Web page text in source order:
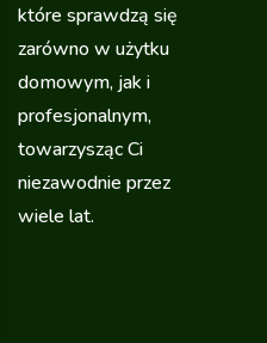
które sprawdzą się
zarówno w użytku
domowym, jak i
profesjonalnym,
towarzysząc Ci
niezawodnie przez
wiele lat.